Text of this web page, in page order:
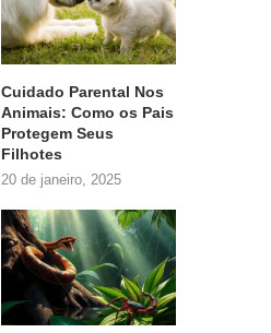
Cuidado Parental Nos
Animais: Como os Pais
Protegem Seus
Filhotes
20 de janeiro, 2025